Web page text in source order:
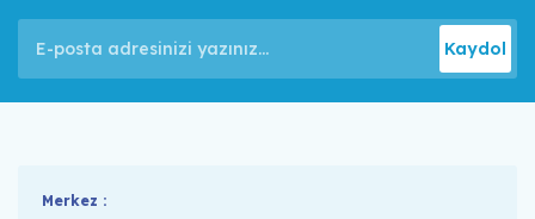
Kaydol
Merkez :